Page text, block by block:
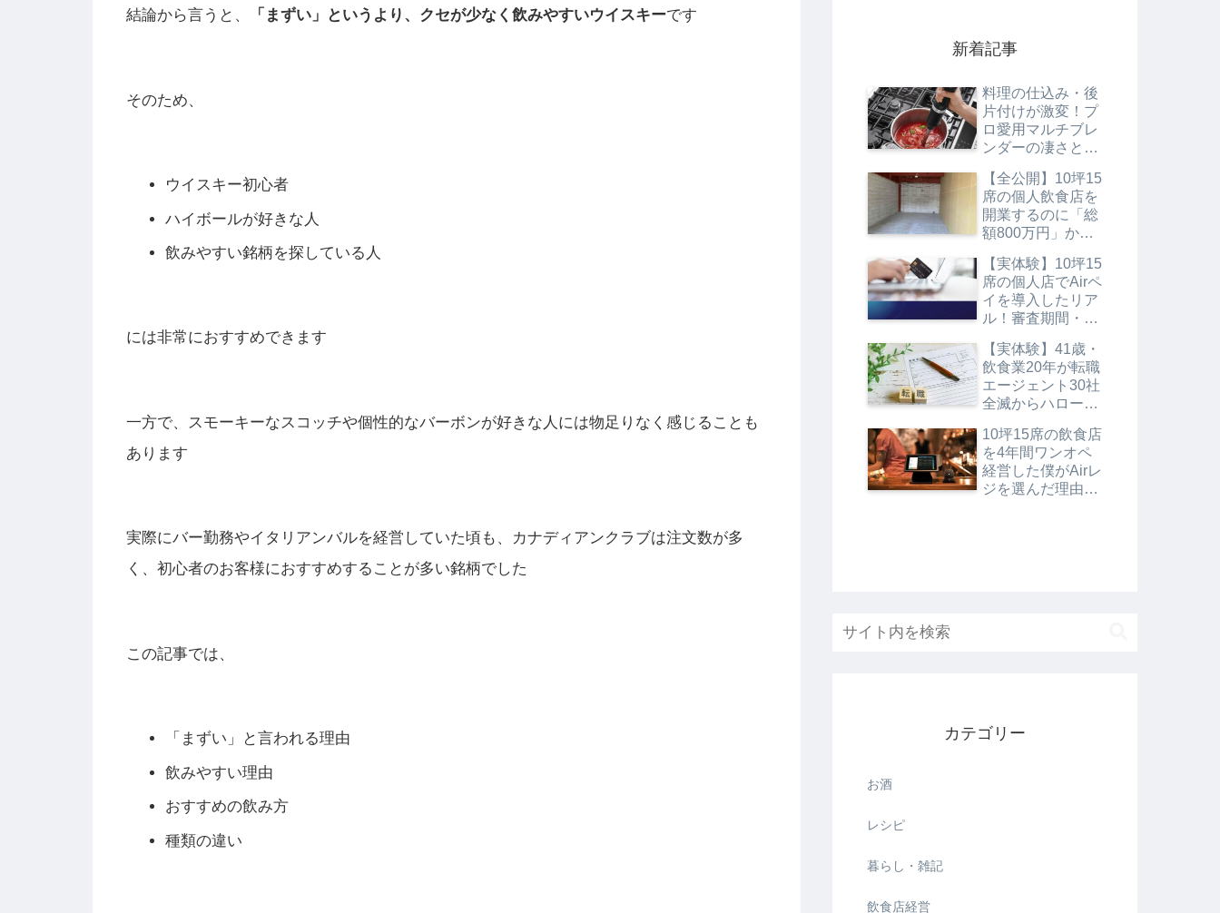
結論から言うと、 「まずい」というより、クセが少なく飲みやすいウイスキーです
そのため、
ウイスキー初心者
ハイボールが好きな人
飲みやすい銘柄を探している人
には非常におすすめできます
一方で、スモーキーなスコッチや個性的なバーボンが好きな人には物足りなく感じることも
あります
実際にバー勤務やイタリアンバルを経営していた頃も、カナディアンクラブは注文数が多
く、初心者のお客様におすすめすることが多い銘柄でした
この記事では、
「まずい」と言われる理由
飲みやすい理由
おすすめの飲み方
種類の違い
新着記事
料理の仕込み・後
片付けが激変！プ
ロ愛用マルチブレ
ンダーの凄さと10
【全公開】10坪15
席の個人飲食店を
開業するのに「総
額800万円」かか
を暴露（スケルト
ン物件・新品購
入）
【実体験】10坪15
席の個人店でAirペ
イを導入したリア
ル！審査期間・手
勝手を徹底解説
【実体験】41歳・
飲食業20年が転職
エージェント30社
全滅からハローワ
取るまでのリアル
10坪15席の飲食店
を4年間ワンオペ
経営した僕がAirレ
ジを選んだ理由｜
カテゴリー
お酒
レシピ
暮らし・雑記
飲食店経営